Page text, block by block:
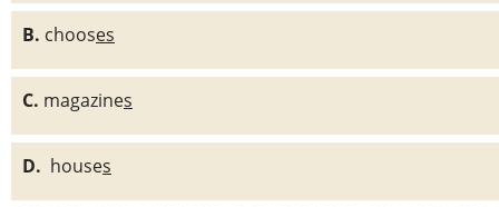
B. chooses
C. magazines
D. houses